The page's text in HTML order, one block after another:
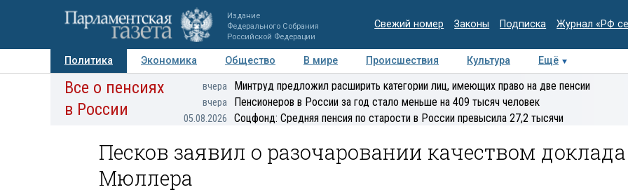
Издание
Федерального Собрания
Российской Федерации
Свежий номер Законы Подписка Журнал «РФ
Политика Экономика Общество В мире Происшествия Культура
Ещё
Авторы Персоны Мнения Регионы Медиацентр Интервью Колумнисты
Все о пенсиях
в России
вчера Минтруд предложил расширить категории лиц, имеющих право на две пенсии
вчера Пенсионеров в России за год стало меньше на 409 тысяч человек
05.08.2026 Соцфонд: Средняя пенсия по старости в России превысила 27,2 тысячи
Песков заявил о разочаровании качеством доклада
Мюллера